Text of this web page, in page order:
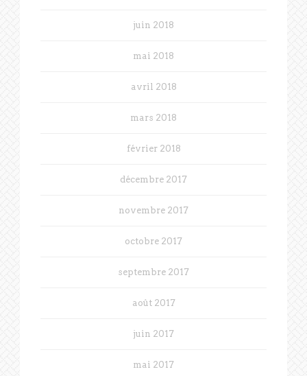
juin 2018
mai 2018
avril 2018
mars 2018
février 2018
décembre 2017
novembre 2017
octobre 2017
septembre 2017
août 2017
juin 2017
mai 2017